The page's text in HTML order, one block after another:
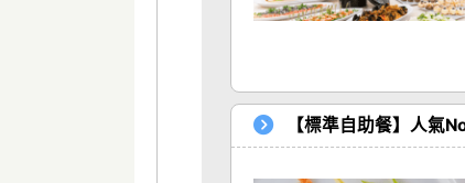
【標準自助餐】人氣